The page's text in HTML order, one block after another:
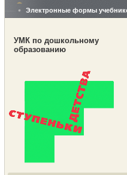
Электронные формы
УМК по дошкольному
образованию